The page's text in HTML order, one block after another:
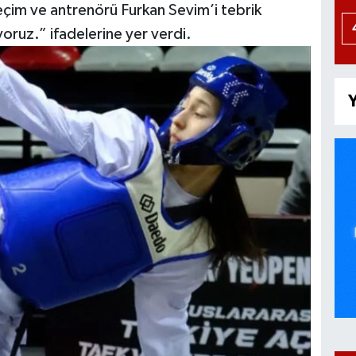
ve antrenörü Furkan Sevim’i tebrik
ifadelerine yer verdi.